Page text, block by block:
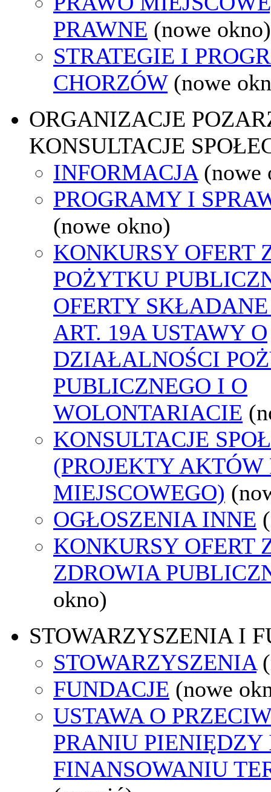
PRAWNE (nowe okno)
STRATEGIE I
CHORZÓW (nowe
ORGANIZACJE
KONSULTACJE
INFORMACJA (nowe
PROGRAMY I
(nowe okno)
KONKURSY OFERT
POŻYTKU
OFERTY
ART. 19A USTAWY O
DZIAŁALNOŚCI
PUBLICZNEGO I O
WOLONTARIACIE
KONSULTACJE
(PROJEKTY AKTÓW
MIEJSCOWEGO)
OGŁOSZENIA INNE
KONKURSY OFERT
ZDROWIA
okno)
STOWARZYSZENIA I
STOWARZYSZENIA
FUNDACJE (nowe
USTAWA O
PRANIU PIENIĘDZY
FINANSOWANIU